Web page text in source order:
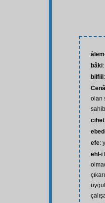
bâki
bilfiil
olan
cihet
efe:
ehl-i